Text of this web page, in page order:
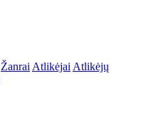
Žanrai Atlikėjai Atlikėjų